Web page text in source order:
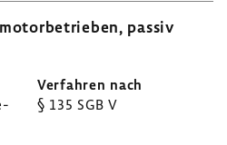
passiv
§ 135 SGB V